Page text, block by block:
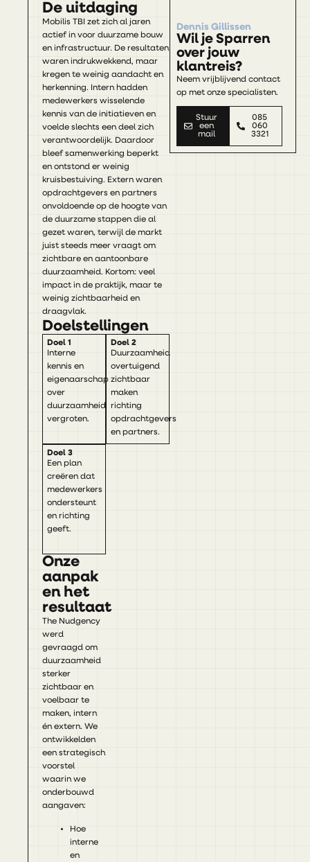
Dennis Gillissen
Wil je Sparren
over jouw
klantreis?
Neem vrijblijvend contact
op met onze specialisten.
Stuur
een
mail
085
060
3321
De uitdaging
Mobilis TBI zet zich al jaren
actief in voor duurzame bouw
en infrastructuur. De resultaten
waren indrukwekkend, maar
kregen te weinig aandacht en
herkenning. Intern hadden
medewerkers wisselende
kennis van de initiatieven en
voelde slechts een deel zich
verantwoordelijk. Daardoor
bleef samenwerking beperkt
en ontstond er weinig
kruisbestuiving. Extern waren
opdrachtgevers en partners
onvoldoende op de hoogte van
de duurzame stappen die al
gezet waren, terwijl de markt
juist steeds meer vraagt om
zichtbare en aantoonbare
duurzaamheid. Kortom: veel
impact in de praktijk, maar te
weinig zichtbaarheid en
draagvlak.
Doelstellingen
Doel 1
Interne
kennis en
eigenaarschap
over
duurzaamheid
vergroten.
Doel 2
Duurzaamheid
overtuigend
zichtbaar
maken
richting
opdrachtgevers
en partners.
Doel 3
Een plan
creëren dat
medewerkers
ondersteunt
en richting
geeft.
Onze
aanpak
en het
resultaat
The Nudgency
werd
gevraagd om
duurzaamheid
sterker
zichtbaar en
voelbaar te
maken, intern
én extern. We
ontwikkelden
een strategisch
voorstel
waarin we
onderbouwd
aangaven:
Hoe
interne
en